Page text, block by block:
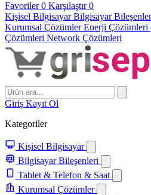
Favoriler0 Karşılaştır0
Kişisel BilgisayarBilgisayar
Kurumsal ÇözümlerEnerji Çözümleri
Çözümleri Network Çözümleri
Giriş Kayıt Ol
Kategoriler
Kişisel Bilgisayar
Bilgisayar Bileşenleri
Tablet & Telefon & Saat
Kurumsal Çözümler